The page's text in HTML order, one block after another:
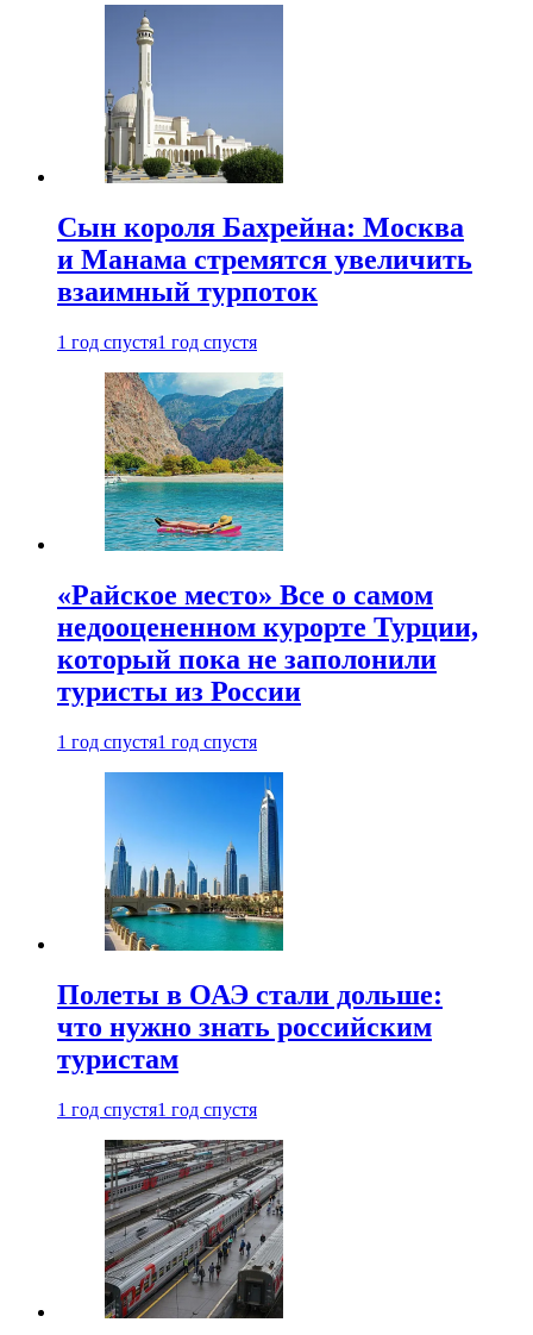
Сын короля Бахрейна: Москва
и Манама стремятся увеличить
взаимный турпоток
1 год спустя1 год спустя
«Райское место» Все о самом
недооцененном курорте Турции,
который пока не заполонили
туристы из России
1 год спустя1 год спустя
Полеты в ОАЭ стали дольше:
что нужно знать российским
туристам
1 год спустя1 год спустя